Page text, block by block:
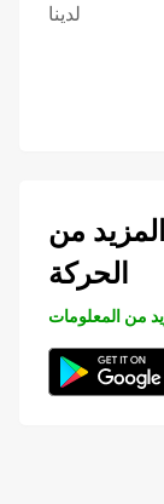
لدينا
من
الحركة
من المعلومات